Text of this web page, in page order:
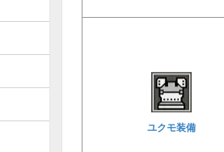
ユクモ装備